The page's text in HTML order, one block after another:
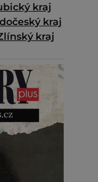
kraj
kraj
kraj